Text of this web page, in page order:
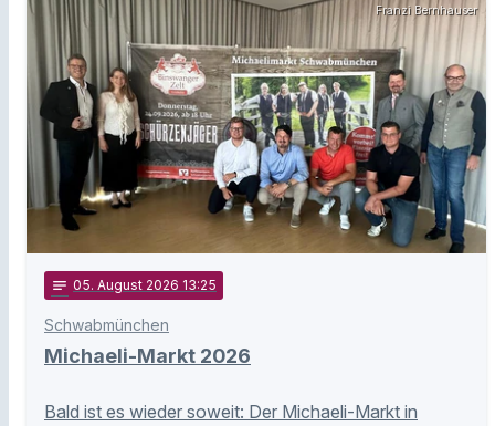
Franzi Bernhauser
notes 05. August 2026 13:25
Schwabmünchen
Michaeli-Markt 2026
Bald ist es wieder soweit: Der Michaeli-Markt in